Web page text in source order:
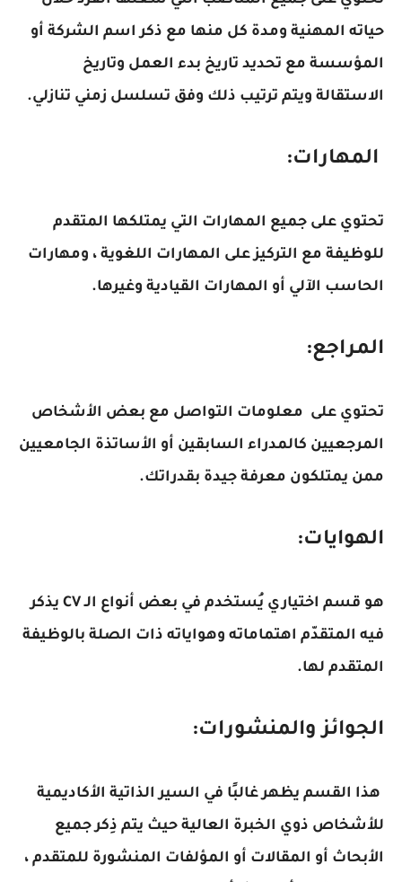
حياته المهنية ومدة كل منها مع ذكر اسم الشركة أو
المؤسسة مع تحديد تاريخ بدء العمل وتاريخ
الاستقالة ويتم ترتيب ذلك وفق تسلسل زمني تنازلي.
المهارات:
تحتوي على جميع المهارات التي يمتلكها المتقدم
للوظيفة مع التركيز على المهارات اللغوية ، ومهارات
الحاسب الآلي أو المهارات القيادية وغيرها.
المراجع:
تحتوي على معلومات التواصل مع بعض الأشخاص
المرجعيين كالمدراء السابقين أو الأساتذة الجامعيين
ممن يمتلكون معرفة جيدة بقدراتك.
الهوايات:
هو قسم اختياري يُستخدم في بعض أنواع الـ CV يذكر
فيه المتقدّم اهتماماته وهواياته ذات الصلة بالوظيفة
المتقدم لها.
الجوائز والمنشورات:
هذا القسم يظهر غالبًا في السير الذاتية الأكاديمية
للأشخاص ذوي الخبرة العالية حيث يتم ذِكر جميع
الأبحاث أو المقالات أو المؤلفات المنشورة للمتقدم ،